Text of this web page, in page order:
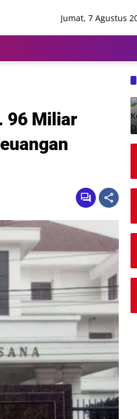
Jumat, 7 Agustus
96 Miliar